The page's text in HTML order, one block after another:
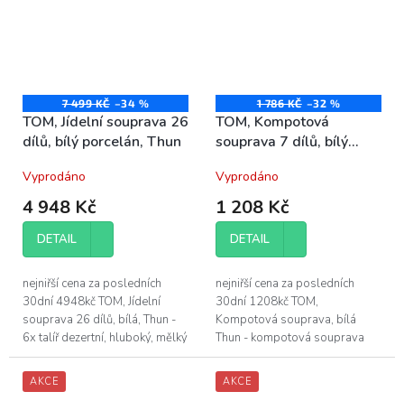
7 499 KČ –34 %
TOM, Jídelní souprava 26
dílů, bílý porcelán, Thun
Vyprodáno
4 948 Kč
DETAIL
nejniřší cena za posledních
30dní 4948kč TOM, Jídelní
souprava 26 dílů, bílá, Thun -
6x talíř dezertní, hluboký, mělký
- 1x kompotová mísa - 1x
oválná mísa - 1x mělká mísa -
1x...
1 786 KČ –32 %
TOM, Kompotová
souprava 7 dílů, bílý
Vyprodáno
1 208 Kč
DETAIL
nejniřší cena za posledních
30dní 1208kč TOM,
Kompotová souprava, bílá
Thun - kompotová souprava
TOM bez dekoru, v barvě bílá
obsahuje: - 6 ks kompotová
mísa - průměr: 16 cm...
AKCE AKCE